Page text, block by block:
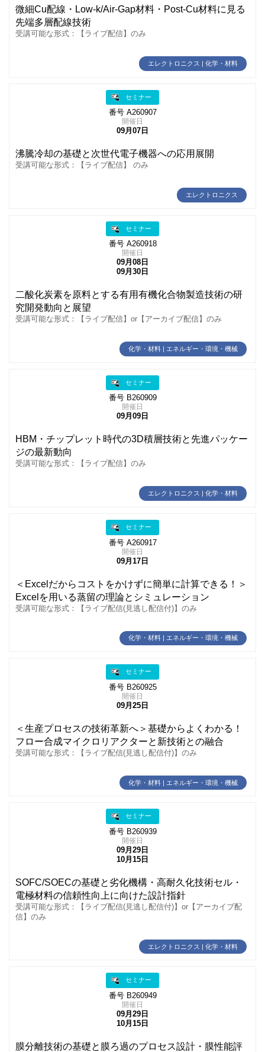
微細Cu配線・Low‑k/Air-Gap材料・Post-Cu材料に見る
先端多層配線技術
受講可能な形式：【ライブ配信】のみ
エレクトロニクス | 化学・材料
セミナー
番号 A260907
開催日
09月07日
沸騰冷却の基礎と次世代電子機器への応用展開
受講可能な形式：【ライブ配信】 のみ
エレクトロニクス
セミナー
番号 A260918
開催日
09月08日
09月30日
二酸化炭素を原料とする有用有機化合物製造技術の研
究開発動向と展望
受講可能な形式：【ライブ配信】or【アーカイブ配信】のみ
化学・材料 | エネルギー・環境・機械
セミナー
番号 B260909
開催日
09月09日
HBM・チップレット時代の3D積層技術と先進パッケー
ジの最新動向
受講可能な形式：【ライブ配信】のみ
エレクトロニクス | 化学・材料
セミナー
番号 A260917
開催日
09月17日
＜Excelだからコストをかけずに簡単に計算できる！＞
Excelを用いる蒸留の理論とシミュレーション
受講可能な形式：【ライブ配信(見逃し配信付)】のみ
化学・材料 | エネルギー・環境・機械
セミナー
番号 B260925
開催日
09月25日
＜生産プロセスの技術革新へ＞基礎からよくわかる！
フロー合成マイクロリアクターと新技術との融合
受講可能な形式：【ライブ配信(見逃し配信付)】のみ
化学・材料 | エネルギー・環境・機械
セミナー
番号 B260939
開催日
09月29日
10月15日
SOFC/SOECの基礎と劣化機構・高耐久化技術セル・
電極材料の信頼性向上に向けた設計指針
受講可能な形式：【ライブ配信(見逃し配信付)】or【アーカイブ配
信】のみ
エレクトロニクス | 化学・材料
セミナー
番号 B260949
開催日
09月29日
10月15日
膜分離技術の基礎と膜ろ過のプロセス設計・膜性能評